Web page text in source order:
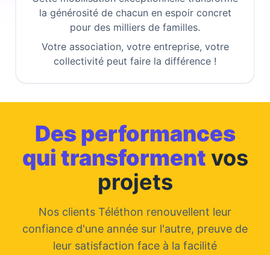
la générosité de chacun en espoir concret
pour des milliers de familles.
Votre association, votre entreprise, votre
collectivité peut faire la différence !
Des performances
qui transforment vos
projets
Nos clients Téléthon renouvellent leur
confiance d'une année sur l'autre, preuve de
leur satisfaction face à la facilité